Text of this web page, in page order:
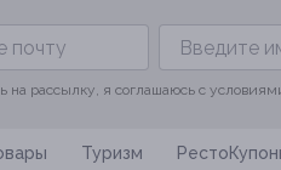
на рассылку, я соглашаюсь с
Туризм